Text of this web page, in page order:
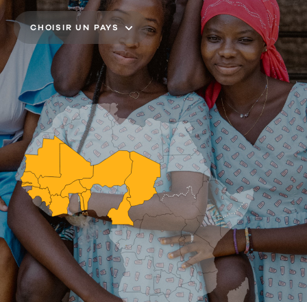
CHOISIR UN PAYS
BÉNIN
BURKINA FASO
CAMEROUN
CÔTE D'IVOIRE
THE GAMBIA
GUINÉE
MALI
MAURITANIE
NIGER
SÉNÉGAL
TCHAD
TOGO